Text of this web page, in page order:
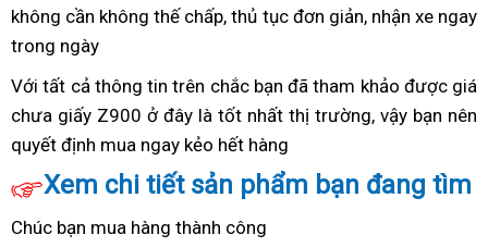
có
đăng
z900
chưa
có
không cần không thế chấp, phụ
thủ tục đơn giản,nhận xe ngay
trong ngày
bản
số
Với tất cả thông tin trên bán
z900
gia
chưa
biển
nhập
khẩu
chắc bạn đã tham khảo được giá
chưa giấy Z900 ở đây là tốt nhất thị trường, có
thống
Bluetooth
vậy bạn nên
quyết định mua ngay kẻo hết hàng
vụ
Xem chi tiết sản phẩm bạn đang tìm
Chúc bạn mua hàng thành công